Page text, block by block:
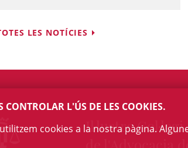
LES NOTÍCIES
Il·lustre Col·legi
CONTROLAR L'ÚS DE LES COOKIES.
utilitzem cookies a la nostra pàgina.